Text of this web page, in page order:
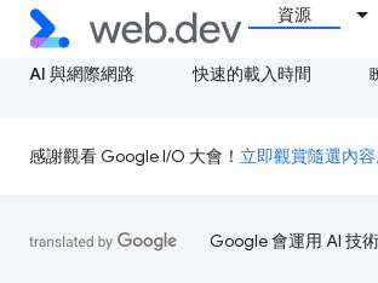
資源
AI 與網際網路 快速的載入時間
感謝觀看 Google I/O 大會！ 立即觀賞隨選內容
Google 會運用 AI 技